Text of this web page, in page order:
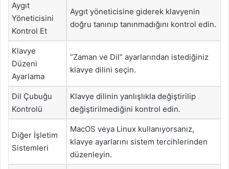
Aygıt
Yöneticisini
Kontrol Et
Aygıt yöneticisine giderek klavyenin
doğru tanınıp tanınmadığını kontrol edin.
Klavye
Düzeni
Ayarlama
“Zaman ve Dil” ayarlarından istediğiniz
klavye dilini seçin.
Dil Çubuğu
Kontrolü
Klavye dilinin yanlışlıkla değiştirilip
değiştirilmediğini kontrol edin.
Diğer İşletim
Sistemleri
MacOS veya Linux kullanıyorsanız,
klavye ayarlarını sistem tercihlerinden
düzenleyin.